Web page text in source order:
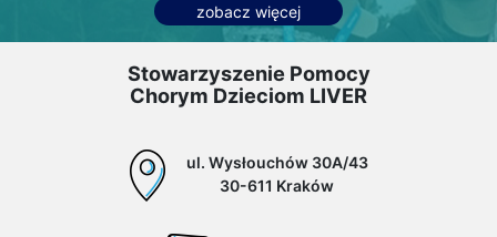
zobacz więcej
Stowarzyszenie Pomocy
Chorym Dzieciom LIVER
ul. Wysłouchów 30A/43
30-611 Kraków